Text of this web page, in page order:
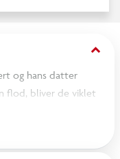
keyboard_arrow_down
og hans datter
flod, bliver de viklet
overleve.